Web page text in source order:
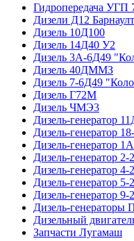
Гидропередача УГП
Дизели Д12
Дизель 10Д100
Дизель 14Д40 У2
Дизель 3А-6Д49
Дизель 40ДММЗ
Дизель 7-6Д49
Дизель Г72М
Дизель ЧМЭ3
Дизель-генератор
Дизель-генератор
Дизель-генератор
Дизель-генератор
Дизель-генератор
Дизель-генератор
Дизель-генератор
Дизель-
Дизельный
Запчасти Лугамаш